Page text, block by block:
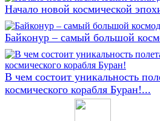
Начало новой космической
Байконур – самый большой
В чем состоит уникальность
космического корабля Буран!...